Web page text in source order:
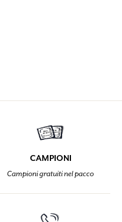
CAMPIONI
Campioni gratuiti nel pacco